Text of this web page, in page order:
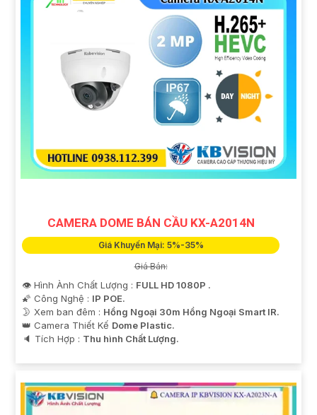
3:"Chúng tôi cam kết cung cấp Camera Kbvision
chính hãng với chiết khấu cao nhất trên thị trường.
Hãy đến với chúng tôi để trải nghiệm dịch vụ tốt nhất
và nhận được sự tư vấn chuyên nghiệp về giải pháp an
ninh cần thiết!"
Hy vọng những câu giới thiệu trên sẽ giúp bạn thành
công trong việc tiếp cận khách hàng và tăng cơ hội
bán hàng của bạn. Nếu có bất kỳ yêu cầu hay câu hỏi
nào khác, bạn có thể chia sẻ để tôi hỗ trợ bạn tốt hơn!
CAMERA DOME BÁN CẦU KX-A2014N
Giá Khuyến Mại: 5%-35%
Giá Bán:
👁 Hình Ành Chất Lượng : FULL HD 1080P .
🌠 Công Nghệ : IP POE.
🌛 Xem ban đêm : Hồng Ngoại 30m Hồng Ngoại Smart IR.
👑 Camera Thiết Kế Dome Plastic.
️🔈 Tích Hợp : Thu hình Chất Lượng.